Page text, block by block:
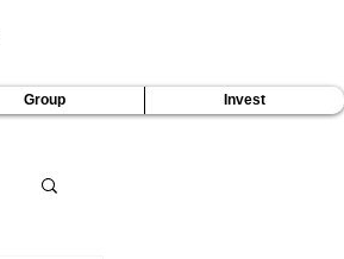
Group Invest